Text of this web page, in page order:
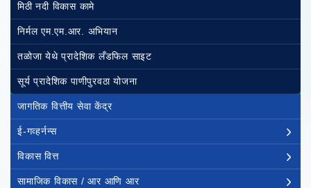
मिठी नदी विकास कामे
निर्मल एम.एम.आर. अभियान
तळोजा येथे प्रादेशिक लँडफिल साइट
सूर्य प्रादेशिक पाणीपुरवठा योजना
जागतिक वित्तीय सेवा केंद्र
ई-गव्हर्नन्स
विकास वित्त
सामाजिक विकास / आर आणि आर